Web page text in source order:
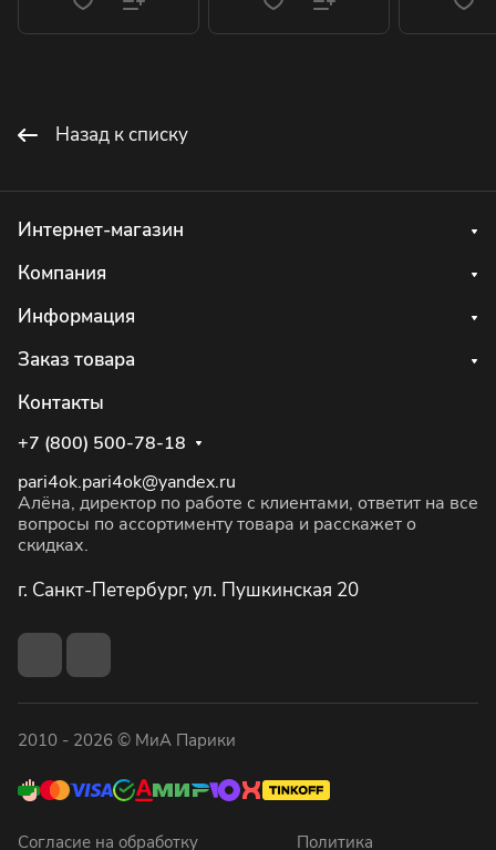
Назад к списку
Интернет-магазин
Компания
Информация
Заказ товара
Контакты
+7 (800) 500-78-18
pari4ok.pari4ok@yandex.ru
Алёна, директор по работе с клиентами, ответит на все
вопросы по ассортименту товара и расскажет о
скидках.
г. Санкт-Петербург, ул. Пушкинская 20
2010 - 2026 © МиА Парики
Согласие на обработку Политика